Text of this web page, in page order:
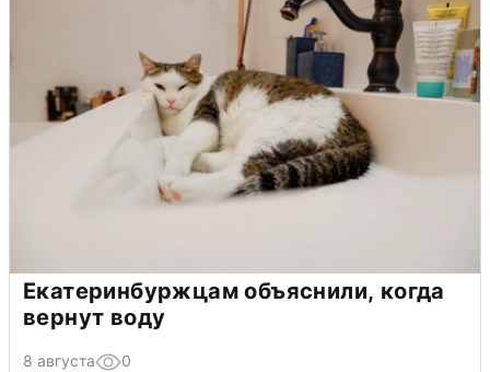
Екатеринбуржцам объяснили, когда
вернут воду
8 августа 0